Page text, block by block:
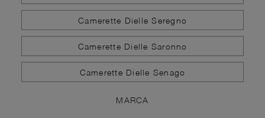
Camerette Dielle Seregno
Camerette Dielle Saronno
Camerette Dielle Senago
MARCA